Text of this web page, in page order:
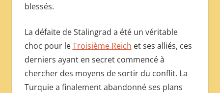
blessés.
La défaite de Stalingrad a été un véritable
choc pour leTroisième Reich et ses alliés, ces
derniers ayant en secret commencé à
chercher des moyens de sortir du conflit. La
Turquie a finalement abandonné ses plans